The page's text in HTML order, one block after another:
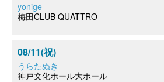
yonige
梅田CLUB QUATTRO
08/11(祝)
うらたぬき
神戸文化ホール大ホール